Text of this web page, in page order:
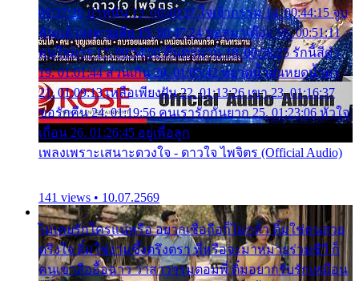
00:37:20 ปาหนัน 13. 00:40:37 ใจเจ้ากรรม 14. 00:44:15 จูบ
ฉันแล้วจงตายเสีย 15. 00:47:24 ขอสูมาเต๊อะ 16. 00:51:11
คนใจมาร 17. 00:54:50 คืนทรมาน 18. 00:58:25 รักนี้สีดำ
19. 01:01:44 ส่วนเกิน 20. 01:05:42 หยาดน้ำฝนหยดน้ำตา
21. 01:09:13 เหลือเพียงฝัน 22. 01:13:26 เขา 23. 01:16:37
ขอรักคืน 24. 01:19:56 คนเรารักกันยาก 25. 01:23:06 หัวใจ
เถื่อน 26. 01:26:45 อยู่เพื่อลูก
เพลงเพราะเสนาะดวงใจ - ดาวใจ ไพจิตร (Official Audio)
141 views • 10.07.2569
ไม่เคยรักใครแน่หรือ อยากเชื่อถือก็ไม่กล้า ติ๋มใช่คนสวย
ตรึงใจ ติ๋มใช่งามซึ้งตรึงตรา พี่หรือจะมาหมายร่วมชีวี ก็
คนเขาลืออื้อฉาว ว่าสาวๆรุมตอมพี่ ติ๋มอยากรับรักเหมือน